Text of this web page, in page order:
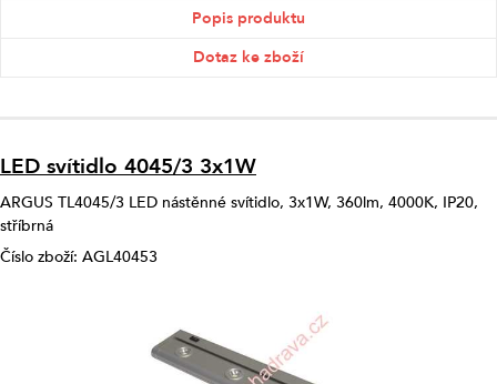
Popis produktu
Dotaz ke zboží
LED svítidlo 4045/3 3x1W
ARGUS TL4045/3 LED nástěnné svítidlo, 3x1W, 360lm, 4000K, IP20,
stříbrná
Číslo zboží: AGL40453